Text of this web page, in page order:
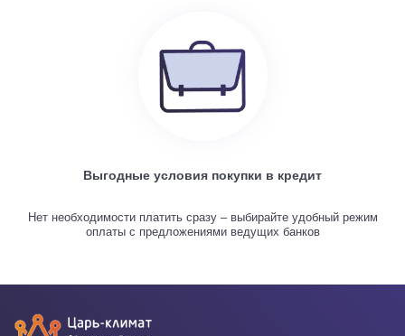
Выгодные условия покупки в кредит
Нет необходимости платить сразу – выбирайте удобный режим
оплаты с предложениями ведущих банков